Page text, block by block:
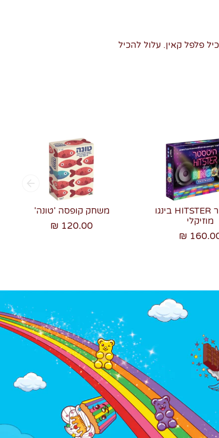
פלפל קאין. עלול להכיל
משחק קופסה 'טונה'
120.00 ₪
היטסטר HITSTER בינגו
מוזיקלי
160.00